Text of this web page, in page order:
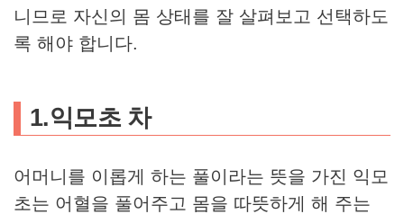
니므로 자신의 몸 상태를 잘 살펴보고 선택하도
록 해야 합니다.
​1.익모초 차
어머니를 이롭게 하는 풀이라는 뜻을 가진 익모
초는 어혈을 풀어주고 몸을 따뜻하게 해 주는